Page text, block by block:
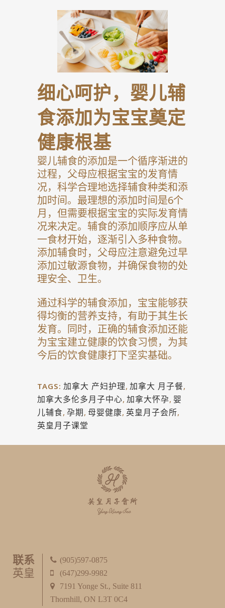
细心呵护，婴儿辅
食添加为宝宝奠定
健康根基
婴儿辅食的添加是一个循序渐进的
过程，父母应根据宝宝的发育情
况，科学合理地选择辅食种类和添
加时间。最理想的添加时间是6个
月，但需要根据宝宝的实际发育情
况来决定。辅食的添加顺序应从单
一食材开始，逐渐引入多种食物。
添加辅食时，父母应注意避免过早
添加过敏源食物，并确保食物的处
理安全、卫生。
通过科学的辅食添加，宝宝能够获
得均衡的营养支持，有助于其生长
发育。同时，正确的辅食添加还能
为宝宝建立健康的饮食习惯，为其
今后的饮食健康打下坚实基础。
TAGS: 加拿大 产妇护理, 加拿大 月子餐,
加拿大多伦多月子中心, 加拿大怀孕, 婴
儿辅食, 孕期, 母婴健康, 英皇月子会所,
英皇月子课堂
联系
英皇
(905)597-0875
(647)299-9982
7191 Yonge St., Suite 811
Thornhill, ON L3T 0C4